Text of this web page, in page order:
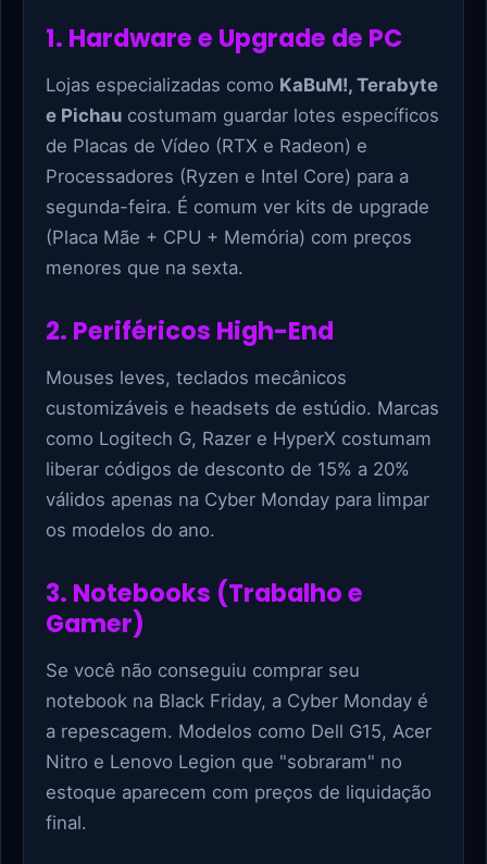
1. Hardware e Upgrade de PC
Lojas especializadas como KaBuM!, Terabyte
e Pichau costumam guardar lotes específicos
de Placas de Vídeo (RTX e Radeon) e
Processadores (Ryzen e Intel Core) para a
segunda-feira. É comum ver kits de upgrade
(Placa Mãe + CPU + Memória) com preços
menores que na sexta.
2. Periféricos High-End
Mouses leves, teclados mecânicos
customizáveis e headsets de estúdio. Marcas
como Logitech G, Razer e HyperX costumam
liberar códigos de desconto de 15% a 20%
válidos apenas na Cyber Monday para limpar
os modelos do ano.
3. Notebooks (Trabalho e
Gamer)
Se você não conseguiu comprar seu
notebook na Black Friday, a Cyber Monday é
a repescagem. Modelos como Dell G15, Acer
Nitro e Lenovo Legion que "sobraram" no
estoque aparecem com preços de liquidação
final.